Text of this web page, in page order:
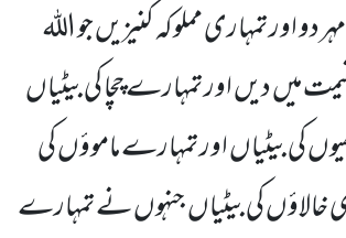
دو اور تمہاری مملوکہ کنیزیں جو اللہ
میں دیں اور تمہارے چچا کی بیٹیاں
کی بیٹیاں اور تمہارے ماموؤں کی
خالاؤں کی بیٹیاں جنہوں نے تمہارے